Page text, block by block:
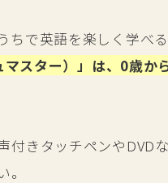
ちで英語を楽しく学べ
スター）」は、0歳か
付きタッチペンやDVD